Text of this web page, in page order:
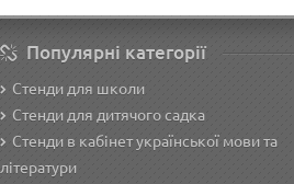
Популярні категорії
Стенди для школи
Стенди для дитячого садка
Стенди в кабінет української мови та
літератури